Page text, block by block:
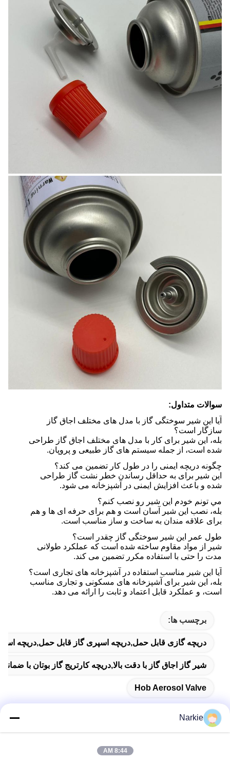
سوالات متداول:
آیا این شیر سوختگی گاز با مدل های مختلف اجاق گاز
سازگار است؟
بله، این شیر برای کار با مدل های مختلف اجاق گاز طراحی
شده است، از جمله سیستم های گاز طبیعی و پروپان.
چگونه دریچه ایمنی را در طول کار تضمین می کند؟
این شیر برای به حداقل رساندن خطر نشت گاز طراحی
شده و باعث افزایش ایمنی در آشپزخانه می شود.
مي تونم خودم اين شیر رو نصب کنم؟
بله، نصب این شیر آسان است و هم برای حرفه ای ها و هم
برای علاقه مندان به ساخت و ساز مناسب است.
طول عمر این شیر سوختگی گاز چقدر است؟
شیر از مواد مقاوم ساخته شده است که عملکرد طولانی
مدت را حتی با استفاده مکرر تضمین می کند.
آیا این شیر مناسب استفاده در آشپزخانه های تجاری است؟
بله، این شیر برای آشپزخانه های مسکونی و تجاری مناسب
است، و عملکرد قابل اعتماد و ثابت را ارائه می دهد.
برچسب ها:
دریچه گازی قابل حمل,دریچه اسپری گاز قابل حمل,دریچه
شیر گاز اجاق گاز با دقت بالا,دریچه کارتریج گاز بوتان با
Hob Aerosol Valve
Narkie
8:44 AM